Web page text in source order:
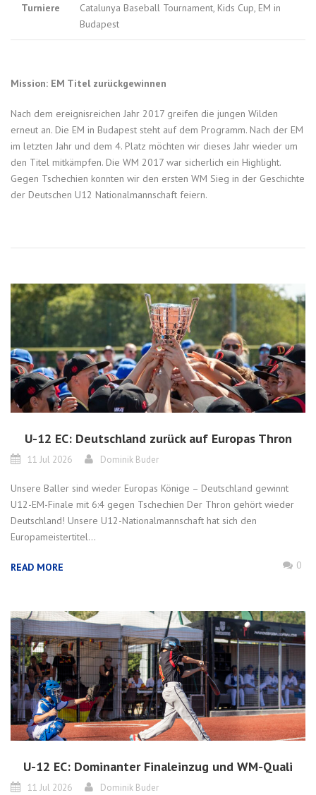
Turniere
Catalunya Baseball Tournament, Kids Cup, EM in
Budapest
Mission: EM Titel zurückgewinnen
Nach dem ereignisreichen Jahr 2017 greifen die jungen Wilden
erneut an. Die EM in Budapest steht auf dem Programm. Nach der EM
im letzten Jahr und dem 4. Platz möchten wir dieses Jahr wieder um
den Titel mitkämpfen. Die WM 2017 war sicherlich ein Highlight.
Gegen Tschechien konnten wir den ersten WM Sieg in der Geschichte
der Deutschen U12 Nationalmannschaft feiern.
U-12 EC: Deutschland zurück auf Europas Thron
11 Jul 2026 Dominik Buder
Unsere Baller sind wieder Europas Könige – Deutschland gewinnt
U12-EM-Finale mit 6:4 gegen Tschechien Der Thron gehört wieder
Deutschland! Unsere U12-Nationalmannschaft hat sich den
Europameistertitel...
READ MORE 0
U-12 EC: Dominanter Finaleinzug und WM-Quali
11 Jul 2026 Dominik Buder